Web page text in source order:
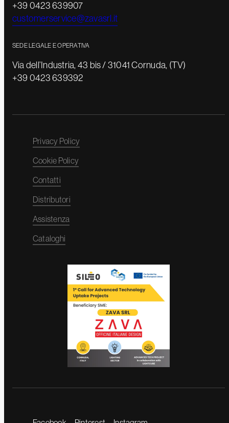
+39 0423 639907
customerservice@zavasrl.it
SEDE LEGALE E OPERATIVA
Via dell’Industria, 43 bis / 31041 Cornuda, (TV)
+39 0423 639392
Privacy Policy
Cookie Policy
Contatti
Distributori
Assistenza
Cataloghi